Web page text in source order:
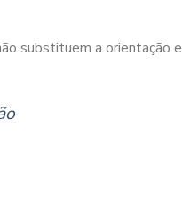
substituem a orientação e